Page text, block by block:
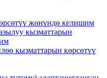
жөнүндө келишим
кызматтарын
кызматтарын көрсөтүү